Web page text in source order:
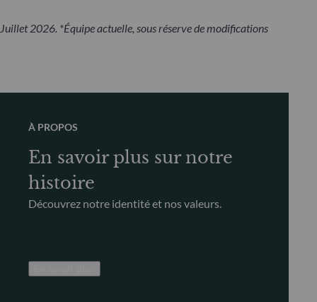
Juillet 2026. *Équipe actuelle, sous réserve de modifications
À PROPOS
En savoir plus sur notre
histoire
Découvrez notre identité et nos valeurs.